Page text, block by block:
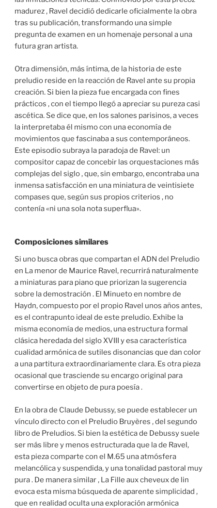
madurez , Ravel decidió dedicarle oficialmente la obra
tras su publicación, transformando una simple
pregunta de examen en un homenaje personal a una
futura gran artista.
Otra dimensión, más íntima, de la historia de este
preludio reside en la reacción de Ravel ante su propia
creación. Si bien la pieza fue encargada con fines
prácticos , con el tiempo llegó a apreciar su pureza casi
ascética. Se dice que, en los salones parisinos, a veces
la interpretaba él mismo con una economía de
movimientos que fascinaba a sus contemporáneos.
Este episodio subraya la paradoja de Ravel: un
compositor capaz de concebir las orquestaciones más
complejas del siglo , que, sin embargo, encontraba una
inmensa satisfacción en una miniatura de veintisiete
compases que, según sus propios criterios , no
contenía «ni una sola nota superflua».
Composiciones similares
Si uno busca obras que compartan el ADN del Preludio
en La menor de Maurice Ravel, recurrirá naturalmente
a miniaturas para piano que priorizan la sugerencia
sobre la demostración . El Minueto en nombre de
Haydn, compuesto por el propio Ravel unos años antes,
es el contrapunto ideal de este preludio. Exhibe la
misma economía de medios, una estructura formal
clásica heredada del siglo XVIII y esa característica
cualidad armónica de sutiles disonancias que dan color
a una partitura extraordinariamente clara. Es otra pieza
ocasional que trasciende su encargo original para
convertirse en objeto de pura poesía .
En la obra de Claude Debussy, se puede establecer un
vínculo directo con el Preludio Bruyères , del segundo
libro de Preludios. Si bien la estética de Debussy suele
ser más libre y menos estructurada que la de Ravel,
esta pieza comparte con el M.65 una atmósfera
melancólica y suspendida, y una tonalidad pastoral muy
pura . De manera similar , La Fille aux cheveux de lin
evoca esta misma búsqueda de aparente simplicidad ,
que en realidad oculta una exploración armónica